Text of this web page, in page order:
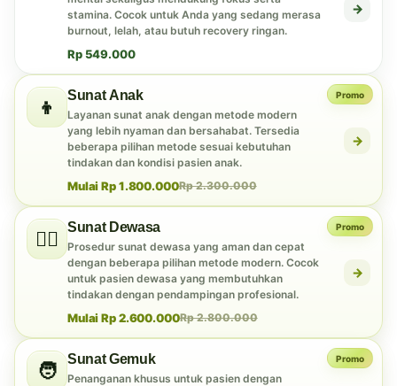
stamina. Cocok untuk Anda yang sedang merasa
burnout, lelah, atau butuh recovery ringan.
Rp 549.000
→
Promo
👦
Sunat Anak
Layanan sunat anak dengan metode modern
yang lebih nyaman dan bersahabat. Tersedia
beberapa pilihan metode sesuai kebutuhan
tindakan dan kondisi pasien anak.
Mulai Rp 1.800.000Rp 2.300.000
→
Promo
👨‍⚕️
Sunat Dewasa
Prosedur sunat dewasa yang aman dan cepat
dengan beberapa pilihan metode modern. Cocok
untuk pasien dewasa yang membutuhkan
tindakan dengan pendampingan profesional.
Mulai Rp 2.600.000Rp 2.800.000
→
Promo
🧑
Sunat Gemuk
Penanganan khusus untuk pasien dengan